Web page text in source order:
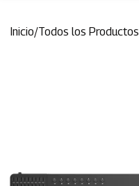
Inicio/Todos los Productos